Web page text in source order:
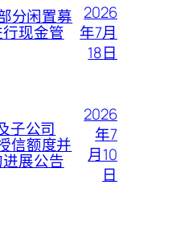
分闲置募
现金管
2026
年7月
18日
子公司
信额度并
展公告
2026
年7
月10
日